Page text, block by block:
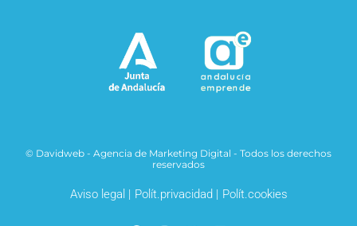
© Davidweb - Agencia de Marketing Digital - Todos los derechos
reservados
Aviso legal | Polít.privacidad | Polít.cookies